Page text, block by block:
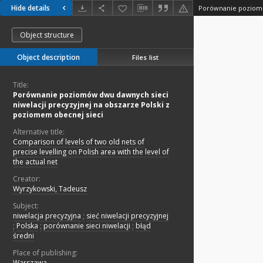
Hide details
Object structure
Object description Files list
Title:
Porównanie poziomów dwu dawnych sieci
niwelacji precyzyjnej na obszarze Polski z
poziomem obecnej sieci
Alternative title:
Comparison of levels of two old nets of
precise levelling on Polish area with the level of
the actual net
Creator:
Wyrzykowski, Tadeusz
Subject:
niwelacja precyzyjna ; sieć niwelacji precyzyjnej
; Polska ; porównanie sieci niwelacji ; błąd
średni
Place of publishing: